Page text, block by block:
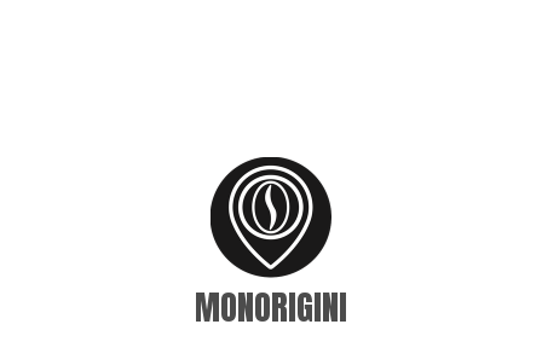
MONORIGINI